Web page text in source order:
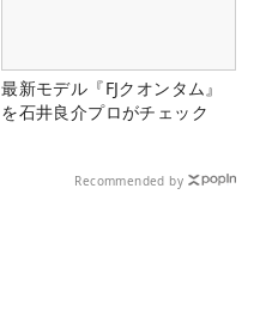
最新モデル『FJクオンタム』
を石井良介プロがチェック
Recommended by